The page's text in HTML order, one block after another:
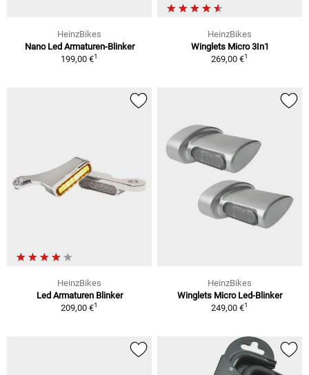
HeinzBikes
Nano Led Armaturen-Blinker
199,00 €1
HeinzBikes
Winglets Micro 3In1
269,00 €1
HeinzBikes
Led Armaturen Blinker
209,00 €1
HeinzBikes
Winglets Micro Led-Blinker
249,00 €1